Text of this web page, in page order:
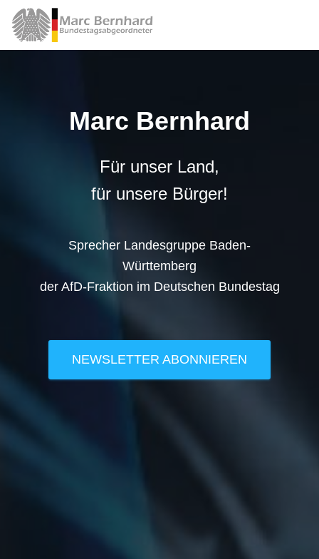
Marc Bernhard
Für unser Land,
für unsere Bürger!
Sprecher Landesgruppe Baden-
Württemberg
der AfD-Fraktion im Deutschen Bundestag
NEWSLETTER ABONNIEREN